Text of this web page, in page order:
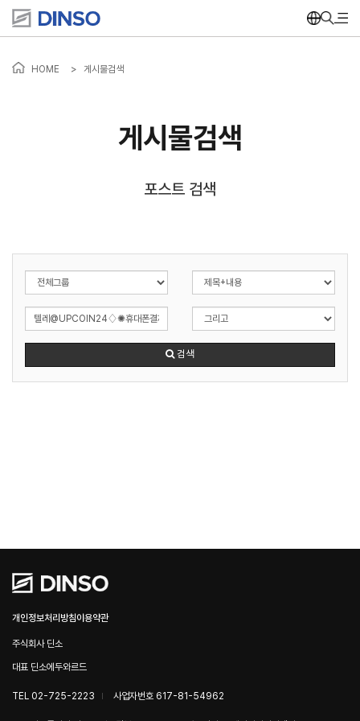
HOME > 게시물검색
게시물검색
포스트 검색
검색
개인정보처리방침이용약관
주식회사 딘소
대표 딘소에두와르드
TEL 02-725-2223 사업자번호 617-81-54962